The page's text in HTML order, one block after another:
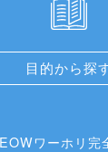
目的から探
ワーホリ完